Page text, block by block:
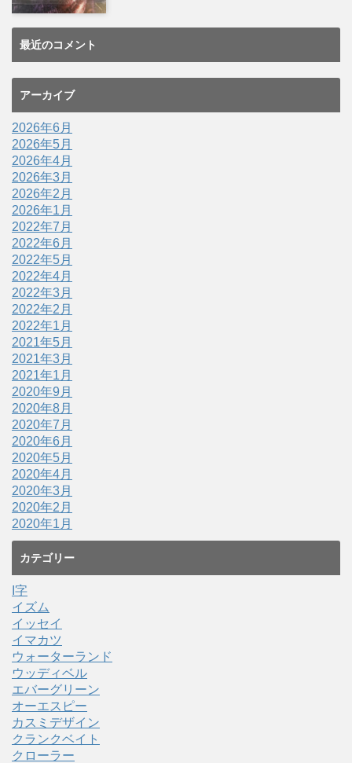
最近のコメント
アーカイブ
2026年6月
2026年5月
2026年4月
2026年3月
2026年2月
2026年1月
2022年7月
2022年6月
2022年5月
2022年4月
2022年3月
2022年2月
2022年1月
2021年5月
2021年3月
2021年1月
2020年9月
2020年8月
2020年7月
2020年6月
2020年5月
2020年4月
2020年3月
2020年2月
2020年1月
カテゴリー
I字
イズム
イッセイ
イマカツ
ウォーターランド
ウッディベル
エバーグリーン
オーエスピー
カスミデザイン
クランクベイト
クローラー